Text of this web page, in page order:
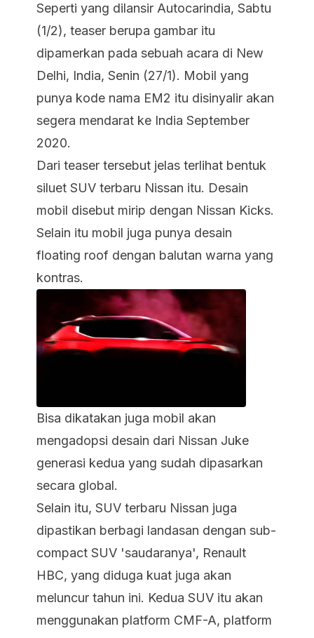
Seperti yang dilansir Autocarindia, Sabtu
(1/2), teaser berupa gambar itu
dipamerkan pada sebuah acara di New
Delhi, India, Senin (27/1). Mobil yang
punya kode nama EM2 itu disinyalir akan
segera mendarat ke India September
2020.
Dari teaser tersebut jelas terlihat bentuk
siluet SUV terbaru Nissan itu. Desain
mobil disebut mirip dengan Nissan Kicks.
Selain itu mobil juga punya desain
floating roof dengan balutan warna yang
kontras.
Bisa dikatakan juga mobil akan
mengadopsi desain dari Nissan Juke
generasi kedua yang sudah dipasarkan
secara global.
Selain itu, SUV terbaru Nissan juga
dipastikan berbagi landasan dengan sub-
compact SUV 'saudaranya', Renault
HBC, yang diduga kuat juga akan
meluncur tahun ini. Kedua SUV itu akan
menggunakan platform CMF-A, platform